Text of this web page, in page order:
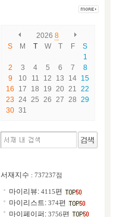
2026 8
S
M T W T F
S
1
2
3 4 5 6 7
8
9
10 11 12 13 14 15
16
17 18 19 20 21 22
23 24 25 26 27 28 29
30 31
서재지수 : 737237점
마이리뷰: 4115편
마이리스트: 374편
마이페이퍼: 3756편